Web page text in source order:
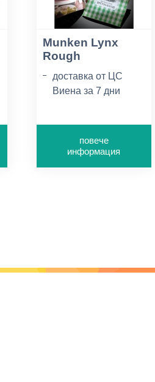
Munken Lynx
Rough
доставка от ЦС
Виена за 7 дни
поръчка - 1л
грамажи: 90-300 г/
повече
информация